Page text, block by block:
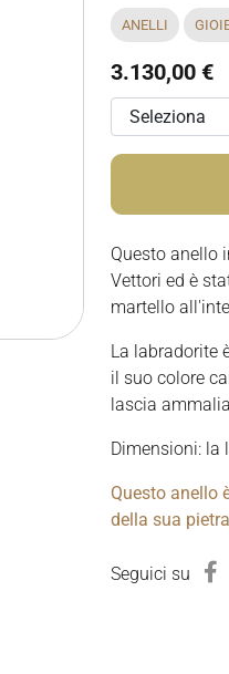
ANELLI
3.130,00 €
Questo anello
Vettori ed è
martello
La labradorite
il suo colore
lascia
Dimensioni: la
Questo anello
della sua
Seguici su